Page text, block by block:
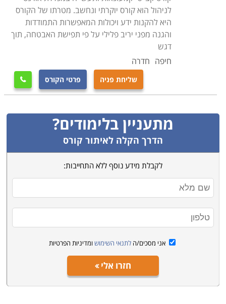
למי מיועד הקורס
קורס קציני ביטחון מיועד לכל אדם המעוניין לפתח קריירה
במקצוע מאתגר ומעניין בתחום. בקורס משתתפים גם
הנדרשים ללימודי רענון תקופתיים, להעשיר את ידיעותיהם,
ולהרחיב את יכולותיהם בעבודה. הקורס מתאים גם לאנשים
ללא רקע בתחום אך בעלי רקע משירותם הצבאי, ולאנשים
ולפתח את היכולות הנדרשות על מנת להצליח בו.
לניהול הוא קורס יוקרתי ונחשב. מטרתו של הקורס
היא להקנות ידע ויכולות המאפשרות התמודדות
והגנה מפני יריב פלילי על פי תפישת האבטחה, תוך
דגש
חיפה חדרה
שליחת פניה פרטי הקורס 
מתעניין בלימודים?
הדרך הקלה לאיתור קורס
לקבלת מידע נוסף ללא התחייבות:
אני מסכים/ה לתנאי השימוש ומדיניות הפרטיות
חזרו אלי